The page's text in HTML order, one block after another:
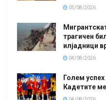
05/08/2026
трагичен
илјадници
04/08/2026
Голем
Кадетите